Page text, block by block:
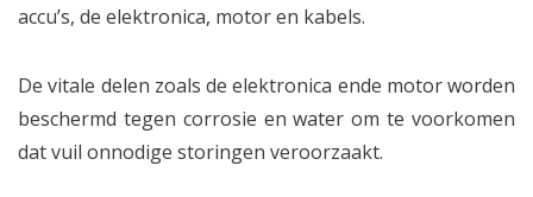
accu’s, de elektronica, motor en kabels.
De vitale delen zoals de elektronica ende motor worden
beschermd tegen corrosie en water om te voorkomen
dat vuil onnodige storingen veroorzaakt.